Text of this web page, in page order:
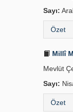
Sayı:
Özet
Millî
Mevlüt
Sayı:
Özet